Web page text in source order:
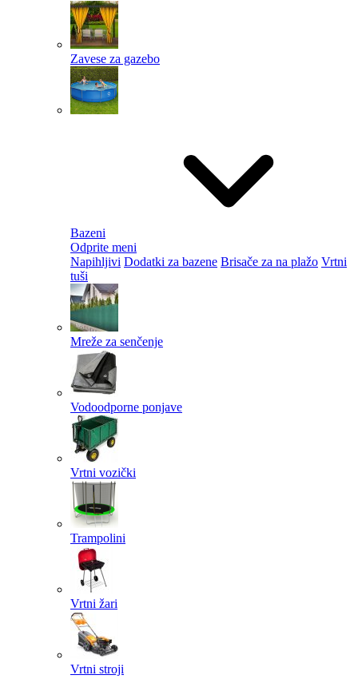
Zavese za gazebo
Bazeni
Odprite meni
Napihljivi Dodatki za bazene Brisače za na plažo Vrtni
tuši
Mreže za senčenje
Vodoodporne ponjave
Vrtni vozički
Trampolini
Vrtni žari
Vrtni stroji